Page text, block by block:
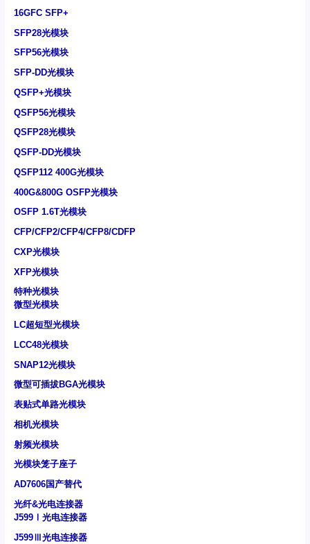
16GFC SFP+
SFP28光模块
SFP56光模块
SFP-DD光模块
QSFP+光模块
QSFP56光模块
QSFP28光模块
QSFP-DD光模块
QSFP112 400G光模块
400G&800G OSFP光模块
OSFP 1.6T光模块
CFP/CFP2/CFP4/CFP8/CDFP
CXP光模块
XFP光模块
特种光模块
微型光模块
LC超短型光模块
LCC48光模块
SNAP12光模块
微型可插拔BGA光模块
表贴式单路光模块
相机光模块
射频光模块
光模块笼子座子
AD7606国产替代
光纤&光电连接器
J599Ⅰ光电连接器
J599Ⅲ光电连接器